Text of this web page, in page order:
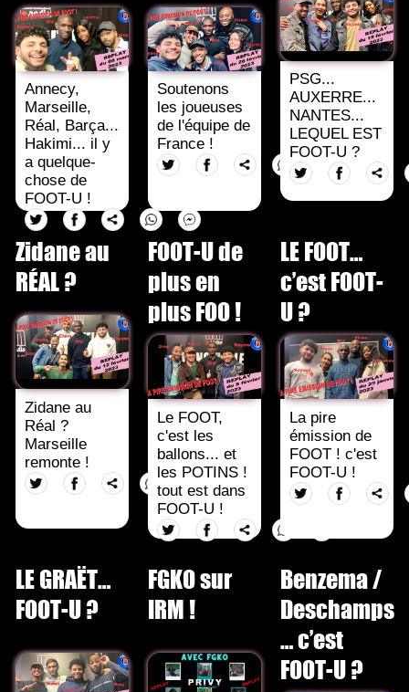
Annecy,
Marseille,
Réal, Barça...
Hakimi... il y
a quelque-
chose de
FOOT-U !
Soutenons
les joueuses
de l'équipe de
France !
PSG...
AUXERRE...
NANTES...
LEQUEL EST
FOOT-U ?
Zidane au
RÉAL ?
Zidane au
Réal ?
Marseille
remonte !
FOOT-U de
plus en
plus FOO !
Le FOOT,
c'est les
ballons... et
les POTINS !
tout est dans
FOOT-U !
LE FOOT…
c’est FOOT-
U ?
La pire
émission de
FOOT ! c'est
FOOT-U !
LE GRAËT…
FOOT-U ?
FGKO sur
IRM !
Benzema /
Deschamps
… c’est
FOOT-U ?